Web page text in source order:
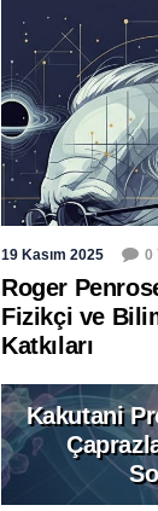
19 Kasım 2025 0
Roger
Fizikçi ve
Katkıları
Kakutani